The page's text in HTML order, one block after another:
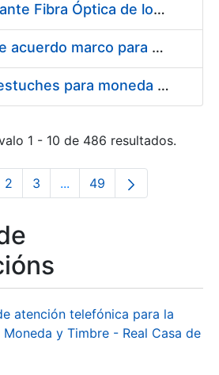
Conexión mediante Fibra Óptica de los Centros de Proceso de Datos (CPDs) de las sedes de la FNMT-RCM de Burgos y Madrid
Contratación de acuerdo marco para el Suministro de Material de Electricidad para la Fábrica Nacional de Moneda y Timbre-Real Casa de la Moneda en su centro de trabajo de Burgos
Suministro de estuches para moneda de 30 €
1 - 10 de 486 resultados.
Páxina
2 Páxina
3 ...Páxinas intermedias Use
Páxina
49
atención telefónica para la
y Timbre - Real Casa de